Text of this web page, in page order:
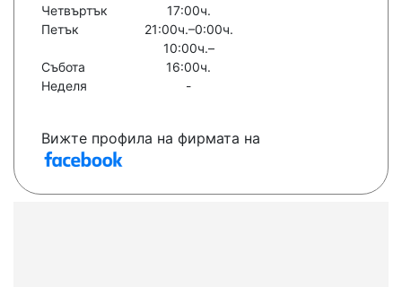
Четвъртък
17:00ч.
Петък
21:00ч.–0:00ч.
Събота
10:00ч.–
16:00ч.
Неделя
-
Вижте профила на фирмата на